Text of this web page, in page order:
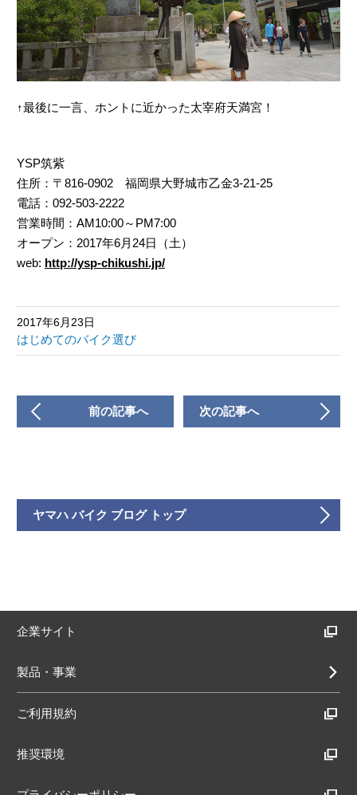
↑最後に一言、ホントに近かった太宰府天満宮！
YSP筑紫
住所：〒816-0902 福岡県大野城市乙金3-21-25
電話：092-503-2222
営業時間：AM10:00～PM7:00
オープン：2017年6月24日（土）
web: http://ysp-chikushi.jp/
2017年6月23日
はじめてのバイク選び
前の記事へ 次の記事へ
ヤマハ バイク ブログ トップ
企業サイト
製品・事業
ご利用規約
推奨環境